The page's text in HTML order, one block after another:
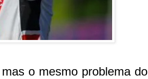
o mesmo problema do